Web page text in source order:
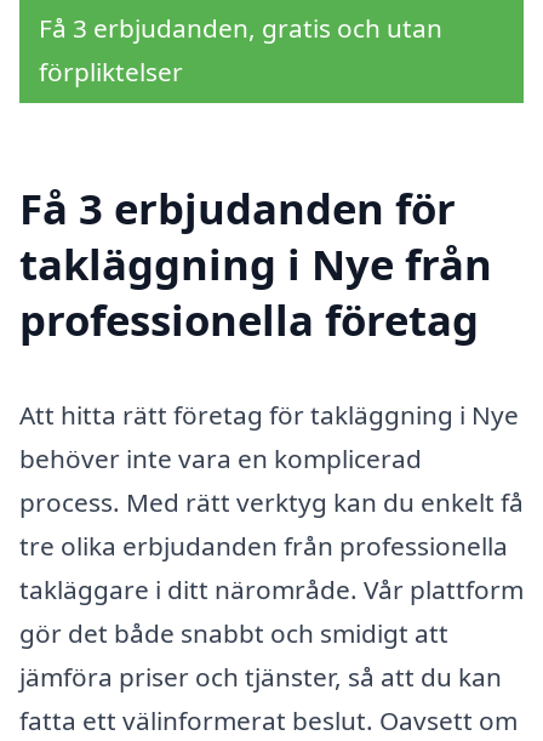
Få 3 erbjudanden, gratis och utan
förpliktelser
Få 3 erbjudanden för
takläggning i Nye från
professionella företag
Att hitta rätt företag för takläggning i Nye
behöver inte vara en komplicerad
process. Med rätt verktyg kan du enkelt få
tre olika erbjudanden från professionella
takläggare i ditt närområde. Vår plattform
gör det både snabbt och smidigt att
jämföra priser och tjänster, så att du kan
fatta ett välinformerat beslut. Oavsett om